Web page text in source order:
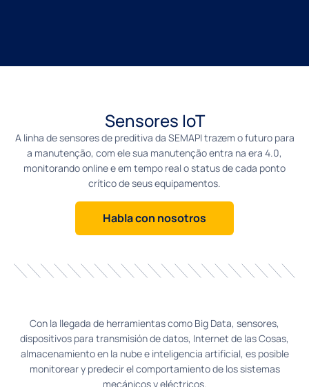
Sensores IoT
A linha de sensores de preditiva da SEMAPI trazem o futuro para
a manutenção, com ele sua manutenção entra na era 4.0,
monitorando online e em tempo real o status de cada ponto
crítico de seus equipamentos.
Habla con nosotros
Con la llegada de herramientas como Big Data, sensores,
dispositivos para transmisión de datos, Internet de las Cosas,
almacenamiento en la nube e inteligencia artificial, es posible
monitorear y predecir el comportamiento de los sistemas
mecánicos y eléctricos.